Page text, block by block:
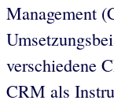
Management
verschiedene
CRM als